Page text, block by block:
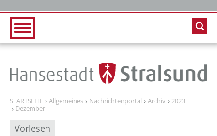
STARTSEITE Allgemeines Nachrichtenportal Archiv
2023
Dezember
Vorlesen